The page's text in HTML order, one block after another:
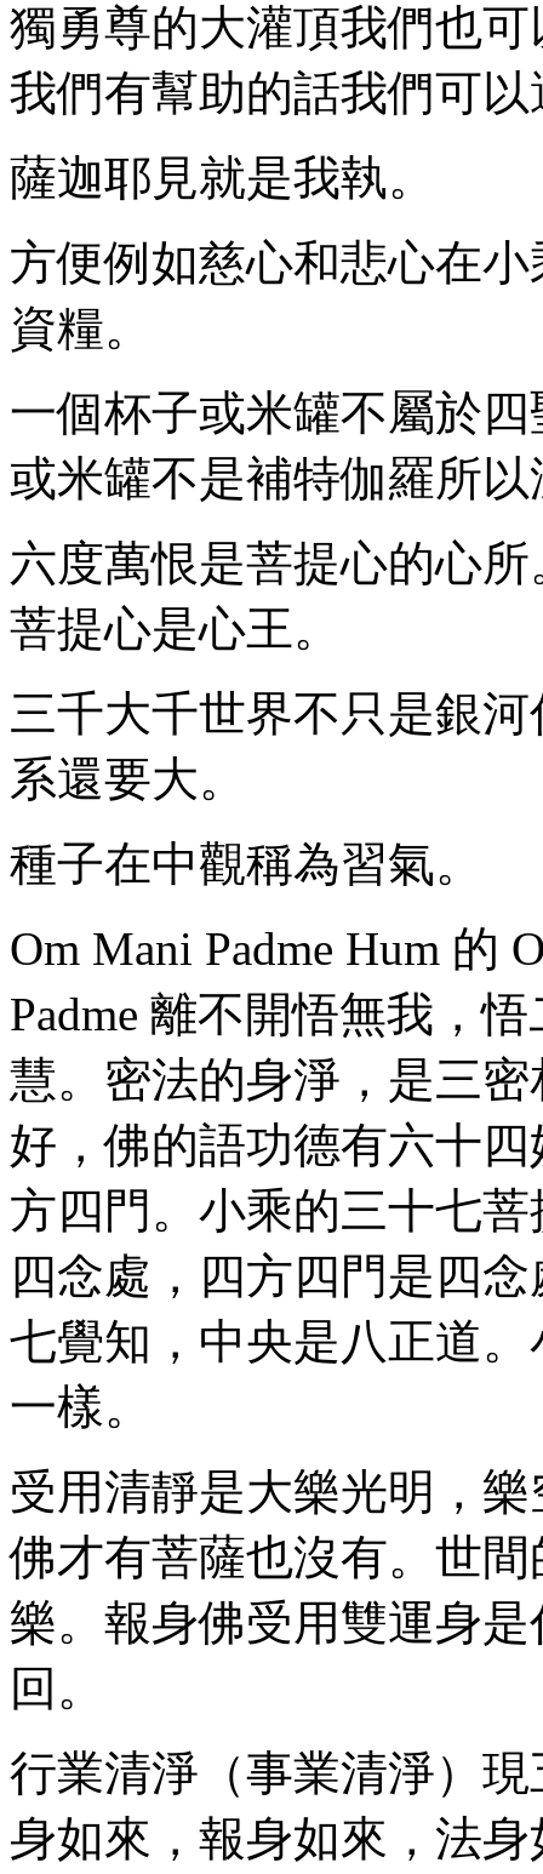
獨勇尊的大灌頂我們也
我們有幫助的話我們可
薩迦耶見就是我執。
方便例如慈心和悲心在
資糧。
一個杯子或米罐不屬於
或米罐不是補特伽羅所
六度萬恨是菩提心的心
菩提心是心王。
三千大千世界不只是銀
系還要大。
種子在中觀稱為習氣。
Om Mani Padme Hum 的
Padme 離不開悟無我，
慧。密法的身淨，是三
好，佛的語功德有六十
方四門。小乘的三十七
四念處，四方四門是四
七覺知，中央是八正道
一樣。
受用清靜是大樂光明，
佛才有菩薩也沒有。世
樂。報身佛受用雙運身
回。
行業清淨（事業清淨）
身如來，報身如來，法